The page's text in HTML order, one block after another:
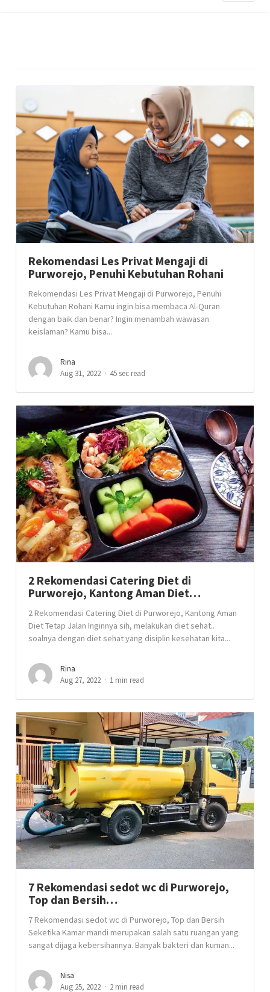
Rekomendasi Les Privat Mengaji di
Purworejo, Penuhi Kebutuhan Rohani
Rekomendasi Les Privat Mengaji di Purworejo, Penuhi
Kebutuhan Rohani Kamu ingin bisa membaca Al-Quran
dengan baik dan benar? Ingin menambah wawasan
keislaman? Kamu bisa...
Rina
Aug 31, 2022
45 sec read
2 Rekomendasi Catering Diet di
Purworejo, Kantong Aman Diet…
2 Rekomendasi Catering Diet di Purworejo, Kantong Aman
Diet Tetap Jalan Inginnya sih, melakukan diet sehat..
soalnya dengan diet sehat yang disiplin kesehatan kita...
Rina
Aug 27, 2022
1 min read
7 Rekomendasi sedot wc di Purworejo,
Top dan Bersih…
7 Rekomendasi sedot wc di Purworejo, Top dan Bersih
Seketika Kamar mandi merupakan salah satu ruangan yang
sangat dijaga kebersihannya. Banyak bakteri dan kuman...
Nisa
Aug 25, 2022
2 min read